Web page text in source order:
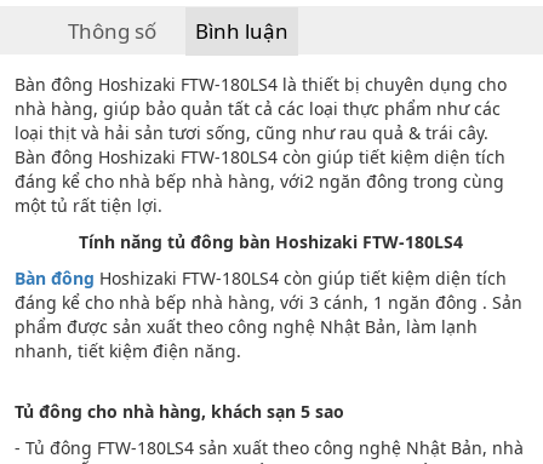
Thông số Bình luận
Bàn đông Hoshizaki FTW-180LS4 là thiết bị chuyên dụng cho
nhà hàng, giúp bảo quản tất cả các loại thực phẩm như các
loại thịt và hải sản tươi sống, cũng như rau quả & trái cây.
Bàn đông Hoshizaki FTW-180LS4 còn giúp tiết kiệm diện tích
đáng kể cho nhà bếp nhà hàng, với2 ngăn đông trong cùng
một tủ rất tiện lợi.
Tính năng tủ đông bàn Hoshizaki FTW-180LS4
Bàn đông Hoshizaki FTW-180LS4 còn giúp tiết kiệm diện tích
đáng kể cho nhà bếp nhà hàng, với 3 cánh, 1 ngăn đông . Sản
phẩm được sản xuất theo công nghệ Nhật Bản, làm lạnh
nhanh, tiết kiệm điện năng.
Tủ đông cho nhà hàng, khách sạn 5 sao
- Tủ đông FTW-180LS4 sản xuất theo công nghệ Nhật Bản, nhà